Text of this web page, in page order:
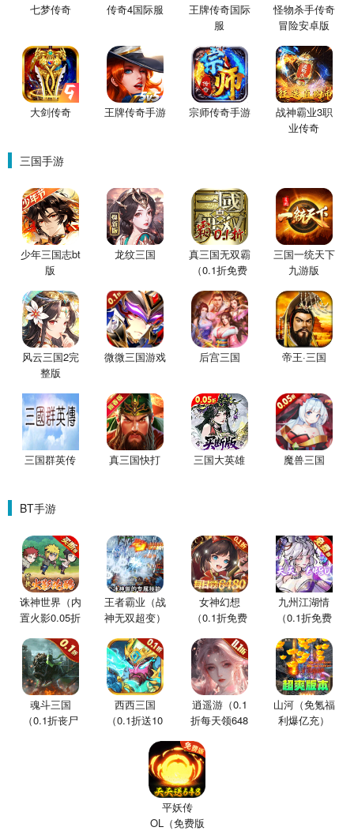
七梦传奇 传奇4国际服
王牌传奇国际
服
怪物杀手传奇
冒险安卓版
大剑传奇 王牌传奇手游 宗师传奇手游
战神霸业3职
业传奇
三国手游
少年三国志bt
版
龙纹三国
真三国无双霸
（0.1折免费
三国一统天下
九游版
风云三国2完
整版
微微三国游戏 后宫三国 帝王·三国
三国群英传 真三国快打 三国大英雄 魔兽三国
BT手游
诛神世界（内
置火影0.05折
王者霸业（战
神无双超变）
女神幻想
（0.1折免费
九州江湖情
（0.1折免费
魂斗三国
（0.1折丧尸
西西三国
（0.1折送10
逍遥游（0.1
折每天领648
山河（免氪福
利爆亿充）
平妖传
OL（免费版